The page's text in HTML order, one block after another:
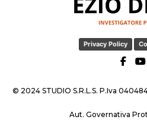
Privacy Policy
© 2024 STUDIO S.R.L.S. P.Iva
Aut. Governativa